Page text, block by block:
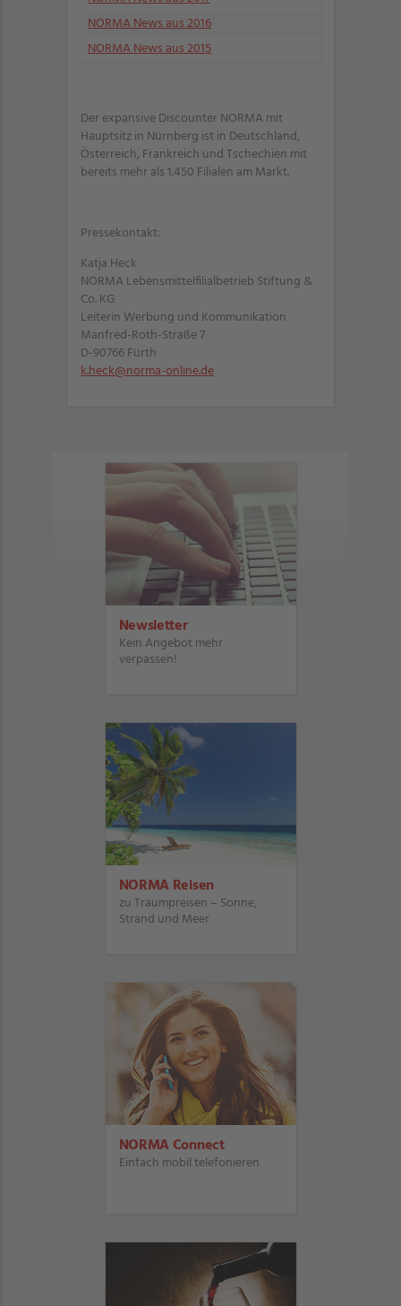
NORMA News aus 2016
NORMA News aus 2015
Der expansive Discounter NORMA mit
Hauptsitz in Nürnberg ist in Deutschland,
Österreich, Frankreich und Tschechien mit
bereits mehr als 1.450 Filialen am Markt.
Pressekontakt:
Katja Heck
NORMA Lebensmittelfilialbetrieb Stiftung &
Co. KG
Leiterin Werbung und Kommunikation
Manfred-Roth-Straße 7
D-90766 Fürth
k.heck@norma-online.de
Newsletter
Kein Angebot mehr
verpassen!
NORMA Reisen
zu Traumpreisen – Sonne,
Strand und Meer
NORMA Connect
Einfach mobil telefonieren